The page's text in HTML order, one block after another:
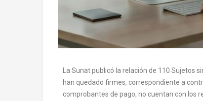
La Sunat publicó la relación de 110 Sujetos
han quedado firmes, correspondiente a
comprobantes de pago, no cuentan con los